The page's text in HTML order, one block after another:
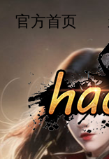
官方首页